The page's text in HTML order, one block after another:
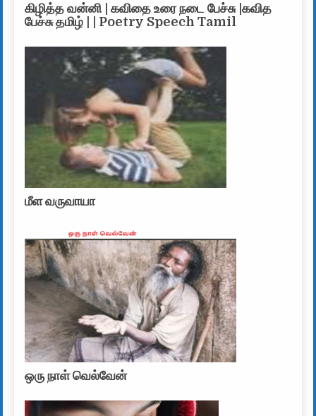
கிழித்த வன்னி | கவிதை உரை நடை பேச்சு |கவித
பேச்சு தமிழ் | | Poetry Speech Tamil
மீள வருவாயா
ஒரு நாள் வெல்வேன்